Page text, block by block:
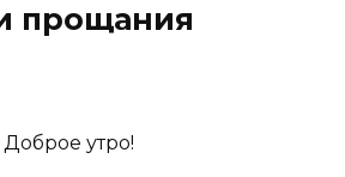
прощания
утро!